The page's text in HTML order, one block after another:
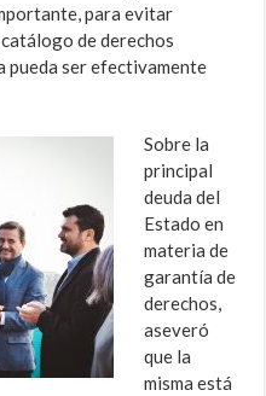
para evitar
de derechos
pueda ser efectivamente
Sobre la
principal
deuda del
Estado en
materia de
garantía de
derechos,
aseveró
que la
misma está